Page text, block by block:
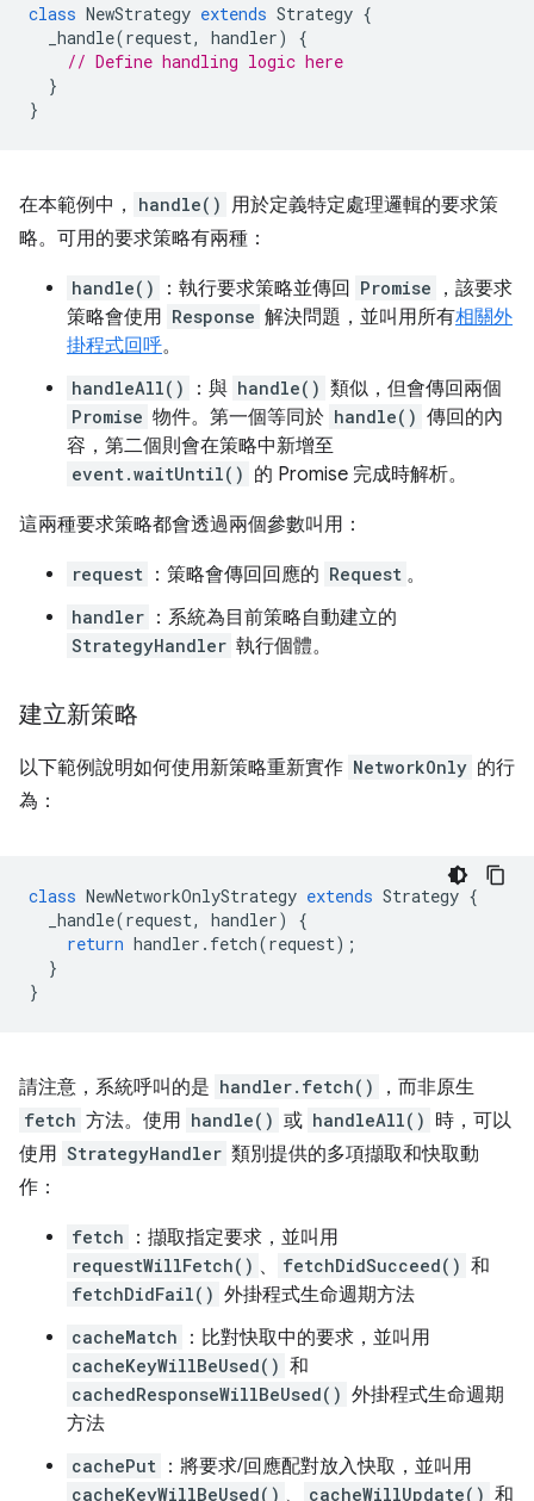
class NewStrategy extends Strategy {
_handle(request, handler)
{
// Define handling logic here
}
}
在本範例中， handle() 用於定義特定處理邏輯的要求策
略。可用的要求策略有兩種：
handle() ：執行要求策略並傳回 Promise
，該要求
策略會使用 Response 解決問題，並叫用所有相關外
掛程式回呼。
handleAll() ：與 handle() 類似，但會傳回兩個
Promise 物件。第一個等同於 handle() 傳回的內
容，第二個則會在策略中新增至
event.waitUntil() 的 Promise 完成時解析。
這兩種要求策略都會透過兩個參數叫用：
request ：策略會傳回回應的 Request 。
handler ：系統為目前策略自動建立的
StrategyHandler 執行個體。
建立新策略
以下範例說明如何使用新策略重新實作 NetworkOnly 的行
為：
class NewNetworkOnlyStrategy extends Strategy {
_handle(request, handler)
{
return handler . fetch(request);
}
}
請注意，系統呼叫的是 handler.fetch() ，而非原生
fetch 方法。使用 handle() 或 handleAll() 時，可以
使用 StrategyHandler 類別提供的多項擷取和快取動
作：
fetch ：擷取指定要求，並叫用
requestWillFetch() 、 fetchDidSucceed() 和
fetchDidFail() 外掛程式生命週期方法
cacheMatch ：比對快取中的要求，並叫用
cacheKeyWillBeUsed() 和
cachedResponseWillBeUsed() 外掛程式生命週期
方法
cachePut ：將要求/回應配對放入快取，並叫用
cacheKeyWillBeUsed() 、 cacheWillUpdate() 和